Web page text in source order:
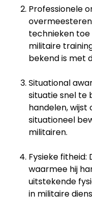
Professionele
technieken toe
militaire
bekend is met
Situational
situatie snel te
handelen,
situationeel
militairen.​
Fysieke fitheid:
waarmee hij
uitstekende
in militaire